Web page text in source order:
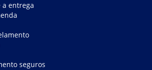
a entrega
seguros